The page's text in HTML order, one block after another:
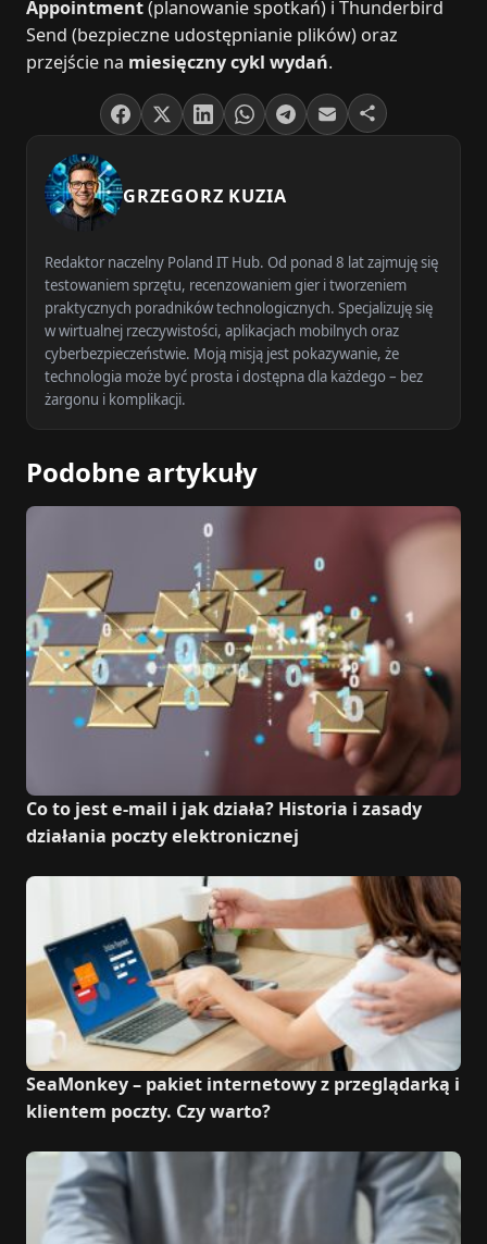
Appointment(planowanie spotkań) i Thunderbird
Send (bezpieczne udostępnianie plików) oraz
przejście na miesięczny cykl wydań.
GRZEGORZ KUZIA
Redaktor naczelny Poland IT Hub. Od ponad 8 lat zajmuję się
testowaniem sprzętu, recenzowaniem gier i tworzeniem
praktycznych poradników technologicznych. Specjalizuję się
w wirtualnej rzeczywistości, aplikacjach mobilnych oraz
cyberbezpieczeństwie. Moją misją jest pokazywanie, że
technologia może być prosta i dostępna dla każdego – bez
żargonu i komplikacji.
Podobne artykuły
Co to jest e-mail i jak działa? Historia i zasady
działania poczty elektronicznej
SeaMonkey – pakiet internetowy z przeglądarką i
klientem poczty. Czy warto?